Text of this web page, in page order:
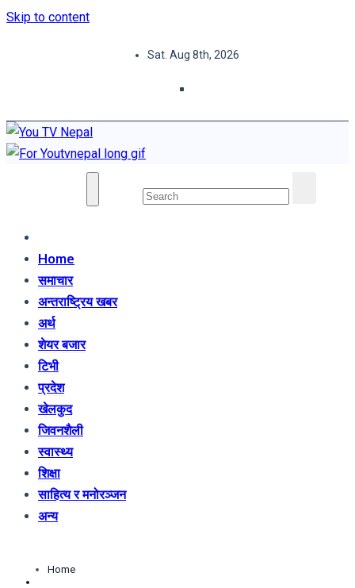
Skip to content
Sat. Aug 8th, 2026
Home
समाचार
अन्तराष्ट्रिय खबर
अर्थ
शेयर बजार
टिभी
प्रदेश
खेलकुद
जिवनशैली
स्वास्थ्य
शिक्षा
साहित्य र मनोरञ्जन
अन्य
Home